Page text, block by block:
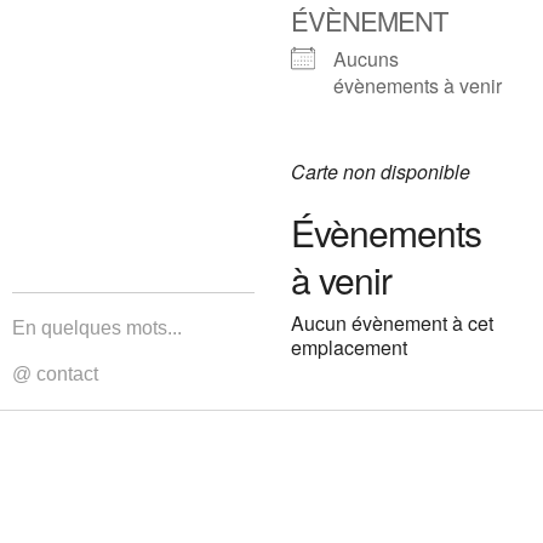
En quelques mots...
@ contact
ÉVÈNEMENT
Aucuns
évènements à venir
Carte non disponible
Évènements
à venir
Aucun évènement à cet
emplacement